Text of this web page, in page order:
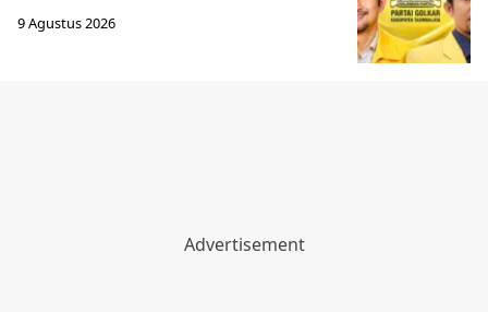
9 Agustus 2026